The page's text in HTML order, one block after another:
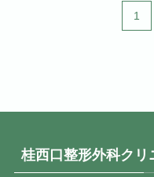
1
桂西口整形外科クリ